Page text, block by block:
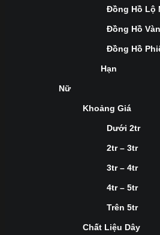
Đồng Hồ Lộ
Đồng Hồ
Đồng Hồ
Hạn
Nữ
Khoảng Giá
Dưới 2tr
2tr – 3tr
3tr – 4tr
4tr – 5tr
Trên 5tr
Chất Liệu Dây